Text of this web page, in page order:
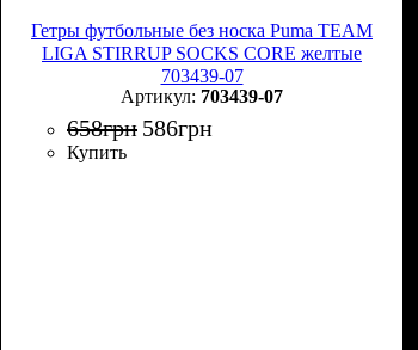
Гетры футбольные без носка Puma TEAM
LIGA STIRRUP SOCKS CORE желтые
703439-07
703439-07
658грн 586грн
Купить